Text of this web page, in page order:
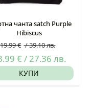
чанта satch Purple
Hibiscus
19.99€ /39.10лв.
€ /27.36 лв.
цена
КУПИ